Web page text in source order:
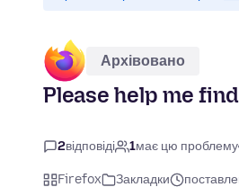
Архівовано
Please help me
2відповіді 1має цю проблему
Firefox Закладки